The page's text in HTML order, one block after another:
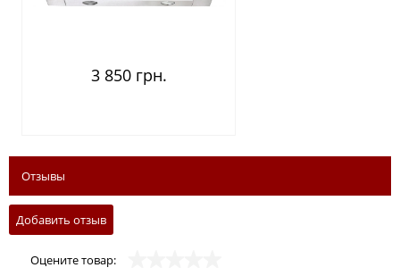
3 850 грн.
Отзывы
Добавить отзыв
Оцените товар: